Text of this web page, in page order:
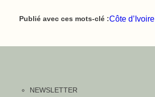
Publié avec ces mots-clé :Côte d’Ivoire
NEWSLETTER